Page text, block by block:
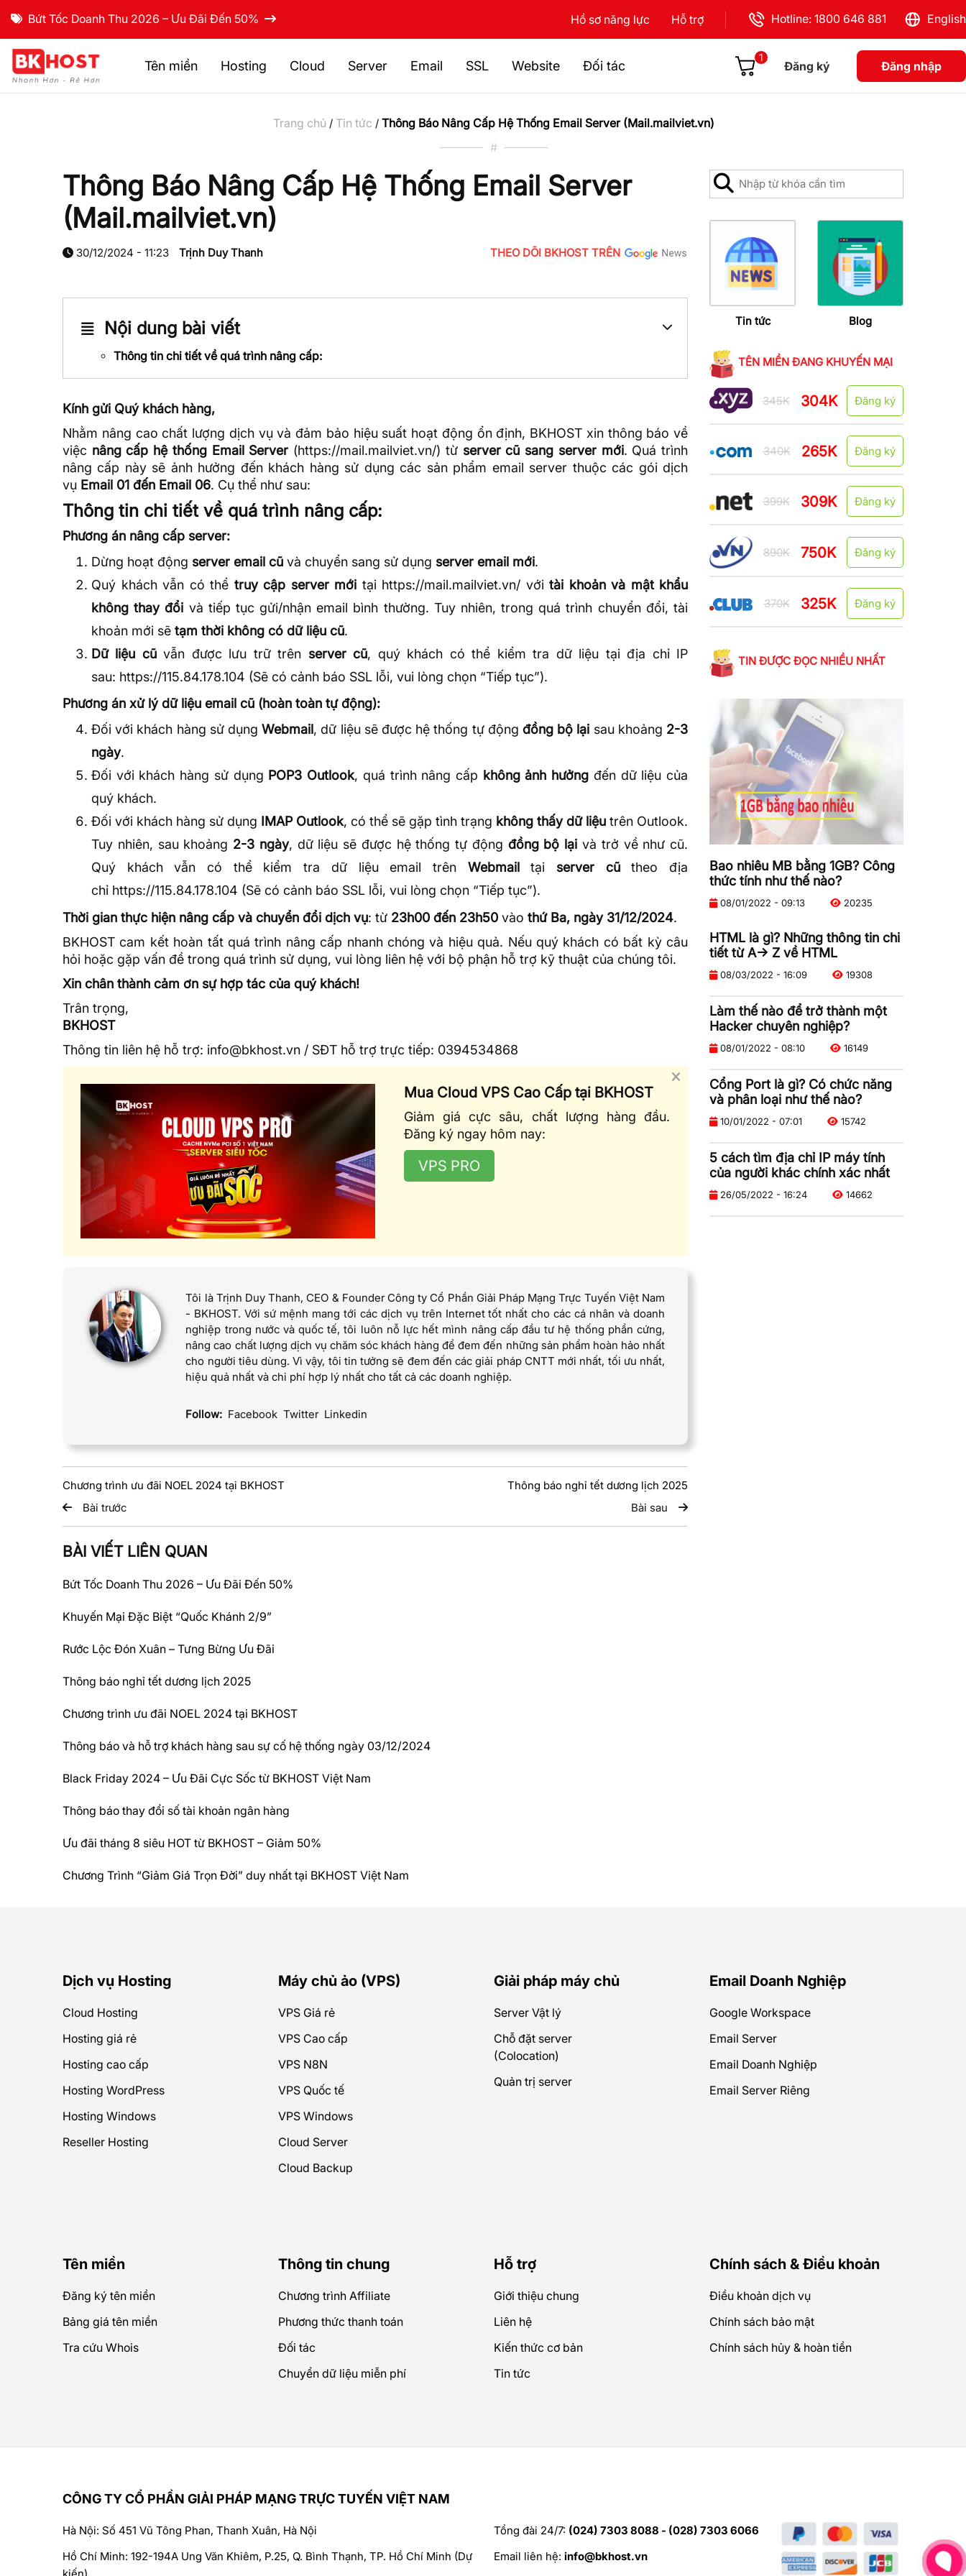
Bứt Tốc Doanh Thu 2026 – Ưu Đãi Đến 50% Hồ sơ năng lực Hỗ trợ Hotline: 1800 646 881 English
Tên miền Hosting Cloud Server Email SSL Website Đối tác
1
Đăng ký Đăng nhập
Trang chủ / Tin tức / Thông Báo Nâng Cấp Hệ Thống Email Server (Mail.mailviet.vn)
#
Thông Báo Nâng Cấp Hệ Thống Email Server
(Mail.mailviet.vn)
30/12/2024 - 11:23 Trịnh Duy Thanh THEO DÕI BKHOST TRÊN
Nội dung bài viết
Thông tin chi tiết về quá trình nâng cấp:
Kính gửi Quý khách hàng,
Nhằm nâng cao chất lượng dịch vụ và đảm bảo hiệu suất hoạt động ổn định, BKHOST xin thông báo về
việc nâng cấp hệ thống Email Server (https://mail.mailviet.vn/) từ server cũ sang server mới. Quá trình
nâng cấp này sẽ ảnh hưởng đến khách hàng sử dụng các sản phẩm email server thuộc các gói dịch
vụ Email 01 đến Email 06. Cụ thể như sau:
Thông tin chi tiết về quá trình nâng cấp:
Phương án nâng cấp server:
Dừng hoạt động server email cũ và chuyển sang sử dụng server email mới.
Quý khách vẫn có thể truy cập server mới tại https://mail.mailviet.vn/ với tài khoản và mật khẩu
không thay đổi và tiếp tục gửi/nhận email bình thường. Tuy nhiên, trong quá trình chuyển đổi, tài
khoản mới sẽ tạm thời không có dữ liệu cũ.
Dữ liệu cũvẫn được lưu trữ trên server cũ, quý khách có thể kiểm tra dữ liệu tại địa chỉ IP
sau: https://115.84.178.104 (Sẽ có cảnh báo SSL lỗi, vui lòng chọn “Tiếp tục”).
Phương án xử lý dữ liệu email cũ (hoàn toàn tự động):
Đối với khách hàng sử dụngWebmail, dữ liệu sẽ được hệ thống tự độngđồng bộ lại sau khoảng 2-3
ngày.
Đối với khách hàng sử dụng POP3 Outlook, quá trình nâng cấp không ảnh hưởng đến dữ liệu của
quý khách.
Đối với khách hàng sử dụng IMAP Outlook, có thể sẽ gặp tình trạng không thấy dữ liệu trên Outlook.
Tuy nhiên, sau khoảng 2-3 ngày, dữ liệu sẽ được hệ thống tự động đồng bộ lại và trở về như cũ.
Quý khách vẫn có thể kiểm tra dữ liệu email trên Webmailtại server cũtheo địa
chỉ https://115.84.178.104 (Sẽ có cảnh báo SSL lỗi, vui lòng chọn “Tiếp tục”).
Thời gian thực hiện nâng cấp và chuyển đổi dịch vụ: từ 23h00 đến 23h50 vào thứ Ba, ngày 31/12/2024.
BKHOST cam kết hoàn tất quá trình nâng cấp nhanh chóng và hiệu quả. Nếu quý khách có bất kỳ câu
hỏi hoặc gặp vấn đề trong quá trình sử dụng, vui lòng liên hệ với bộ phận hỗ trợ kỹ thuật của chúng tôi.
Xin chân thành cảm ơn sự hợp tác của quý khách!
Trân trọng,
BKHOST
Thông tin liên hệ hỗ trợ: info@bkhost.vn / SĐT hỗ trợ trực tiếp: 0394534868
Mua Cloud VPS Cao Cấp tại BKHOST
Giảm giá cực sâu, chất lượng hàng đầu.
Đăng ký ngay hôm nay:
VPS PRO
Tôi là Trịnh Duy Thanh, CEO & Founder Công ty Cổ Phần Giải Pháp Mạng Trực Tuyến Việt Nam
- BKHOST. Với sứ mệnh mang tới các dịch vụ trên Internet tốt nhất cho các cá nhân và doanh
nghiệp trong nước và quốc tế, tôi luôn nỗ lực hết mình nâng cấp đầu tư hệ thống phần cứng,
nâng cao chất lượng dịch vụ chăm sóc khách hàng để đem đến những sản phẩm hoàn hảo nhất
cho người tiêu dùng. Vì vậy, tôi tin tưởng sẽ đem đến các giải pháp CNTT mới nhất, tối ưu nhất,
hiệu quả nhất và chi phí hợp lý nhất cho tất cả các doanh nghiệp.
Follow: Facebook Twitter Linkedin
Chương trình ưu đãi NOEL 2024 tại BKHOST
Bài trước
Thông báo nghỉ tết dương lịch 2025
Bài sau
BÀI VIẾT LIÊN QUAN
Bứt Tốc Doanh Thu 2026 – Ưu Đãi Đến 50%
Khuyến Mại Đặc Biệt “Quốc Khánh 2/9”
Rước Lộc Đón Xuân – Tưng Bừng Ưu Đãi
Thông báo nghỉ tết dương lịch 2025
Chương trình ưu đãi NOEL 2024 tại BKHOST
Thông báo và hỗ trợ khách hàng sau sự cố hệ thống ngày 03/12/2024
Black Friday 2024 – Ưu Đãi Cực Sốc từ BKHOST Việt Nam
Thông báo thay đổi số tài khoản ngân hàng
Ưu đãi tháng 8 siêu HOT từ BKHOST – Giảm 50%
Chương Trình “Giảm Giá Trọn Đời” duy nhất tại BKHOST Việt Nam
Tin tức Blog
TÊN MIỀN ĐANG KHUYẾN MẠI
345K 304K Đăng ký
340K 265K Đăng ký
399K 309K Đăng ký
890K 750K Đăng ký
370K 325K Đăng ký
TIN ĐƯỢC ĐỌC NHIỀU NHẤT
Bao nhiêu MB bằng 1GB? Công
thức tính như thế nào?
08/01/2022 - 09:13 20235
HTML là gì? Những thông tin chi
tiết từ A-> Z về HTML
08/03/2022 - 16:09 19308
Làm thế nào để trở thành một
Hacker chuyên nghiệp?
08/01/2022 - 08:10 16149
Cổng Port là gì? Có chức năng
và phân loại như thế nào?
10/01/2022 - 07:01 15742
5 cách tìm địa chỉ IP máy tính
của người khác chính xác nhất
26/05/2022 - 16:24 14662
Dịch vụ Hosting
Cloud Hosting
Hosting giá rẻ
Hosting cao cấp
Hosting WordPress
Hosting Windows
Reseller Hosting
Máy chủ ảo (VPS)
VPS Giá rẻ
VPS Cao cấp
VPS N8N
VPS Quốc tế
VPS Windows
Cloud Server
Cloud Backup
Giải pháp máy chủ
Server Vật lý
Chỗ đặt server
(Colocation)
Quản trị server
Email Doanh Nghiệp
Google Workspace
Email Server
Email Doanh Nghiệp
Email Server Riêng
Tên miền
Đăng ký tên miền
Bảng giá tên miền
Tra cứu Whois
Thông tin chung
Chương trình Affiliate
Phương thức thanh toán
Đối tác
Chuyển dữ liệu miễn phí
Hỗ trợ
Giới thiệu chung
Liên hệ
Kiến thức cơ bản
Tin tức
Chính sách & Điều khoản
Điều khoản dịch vụ
Chính sách bảo mật
Chính sách hủy & hoàn tiền
CÔNG TY CỔ PHẦN GIẢI PHÁP MẠNG TRỰC TUYẾN VIỆT NAM
Hà Nội: Số 451 Vũ Tông Phan, Thanh Xuân, Hà Nội
Hồ Chí Minh: 192-194A Ung Văn Khiêm, P.25, Q. Bình Thạnh, TP. Hồ Chí Minh (Dự
kiến)
Tổng đài 24/7: (024) 7303 8088 - (028) 7303 6066
Email liên hệ: info@bkhost.vn